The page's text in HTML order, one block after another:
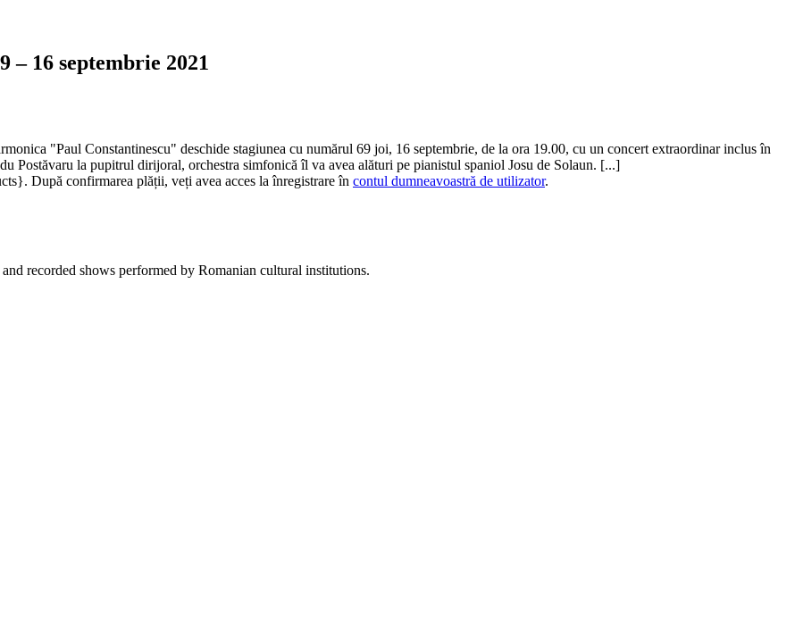
– 16 septembrie 2021
"Paul Constantinescu" deschide stagiunea cu numărul 69 joi, 16 septembrie, de la ora 19.00, cu un concert extraordinar inclus în
Postăvaru la pupitrul dirijoral, orchestra simfonică îl va avea alături pe pianistul spaniol Josu de Solaun. [...]
După confirmarea plății, veți avea acces la înregistrare în contul dumneavoastră de utilizator.
recorded shows performed by Romanian cultural institutions.